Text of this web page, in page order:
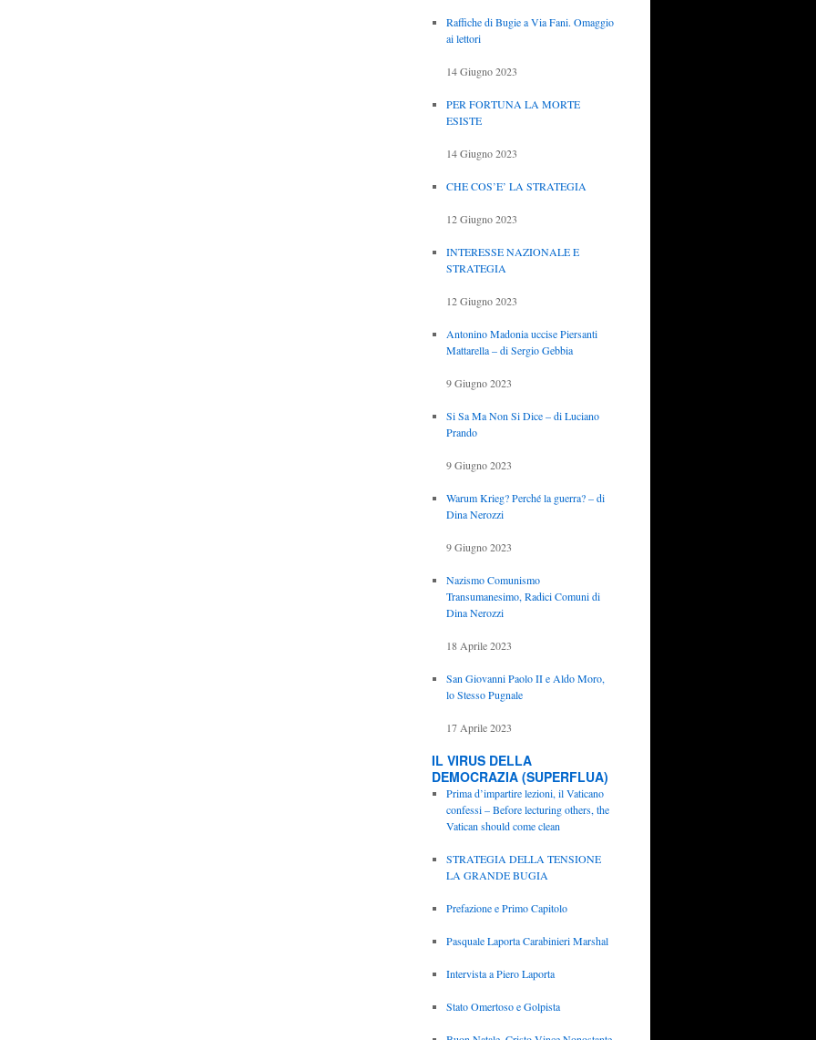
Raffiche di Bugie a Via Fani. Omaggio
ai lettori
14 Giugno 2023
PER FORTUNA LA MORTE
ESISTE
14 Giugno 2023
CHE COS’E’ LA STRATEGIA
12 Giugno 2023
INTERESSE NAZIONALE E
STRATEGIA
12 Giugno 2023
Antonino Madonia uccise Piersanti
Mattarella – di Sergio Gebbia
9 Giugno 2023
Si Sa Ma Non Si Dice – di Luciano
Prando
9 Giugno 2023
Warum Krieg? Perché la guerra? – di
Dina Nerozzi
9 Giugno 2023
Nazismo Comunismo
Transumanesimo, Radici Comuni di
Dina Nerozzi
18 Aprile 2023
San Giovanni Paolo II e Aldo Moro,
lo Stesso Pugnale
17 Aprile 2023
IL VIRUS DELLA
DEMOCRAZIA (SUPERFLUA)
Prima d’impartire lezioni, il Vaticano
confessi – Before lecturing others, the
Vatican should come clean
STRATEGIA DELLA TENSIONE
LA GRANDE BUGIA
Prefazione e Primo Capitolo
Pasquale Laporta Carabinieri Marshal
Intervista a Piero Laporta
Stato Omertoso e Golpista